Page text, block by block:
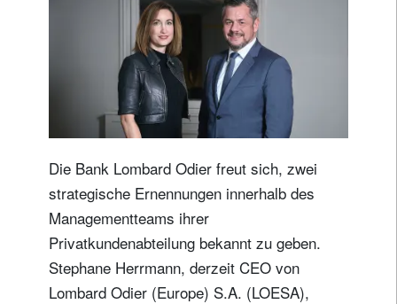
Die Bank Lombard Odier freut sich, zwei
strategische Ernennungen innerhalb des
Managementteams ihrer
Privatkundenabteilung bekannt zu geben.
Stephane Herrmann, derzeit CEO von
Lombard Odier (Europe) S.A. (LOESA),